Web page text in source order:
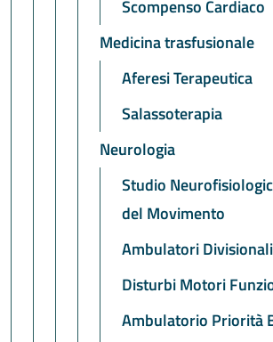
Scompenso Cardiaco
Medicina trasfusionale
Aferesi Terapeutica
Salassoterapia
Neurologia
Studio
del Movimento
Ambulatori Divisionali
Disturbi Motori
Ambulatorio Priorità